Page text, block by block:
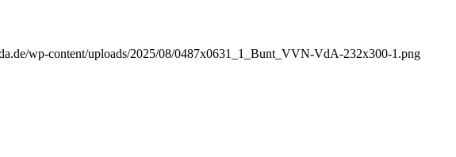
wp-content/uploads/2025/08/0487x0631_1_Bunt_VVN-VdA-232x300-1.png